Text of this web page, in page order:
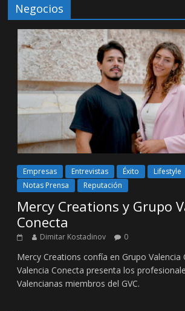
Negocios
Empresas Entrevistas Éxito Lifestyle
Notas Prensa
Reputación
Mercy Creations y Grupo
Conecta
Dimitar Kostadinov 0
Mercy Creations confía en Grupo Valencia
Valencia Conecta presenta los
Valencianas miembros del GVC.